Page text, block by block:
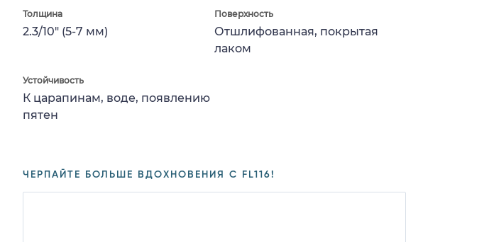
Толщина
2.3/10" (5-7 мм)
Поверхность
Отшлифованная, покрытая
лаком
Устойчивость
К царапинам, воде, появлению
пятен
ЧЕРПАЙТЕ БОЛЬШЕ ВДОХНОВЕНИЯ С FL116!